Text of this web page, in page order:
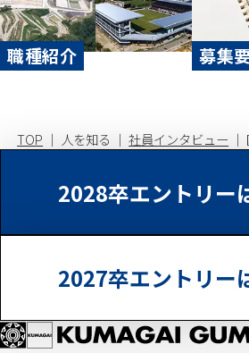
職種紹介 募集
TOP 人を知る 社員インタビュー
2028卒エントリー
2027卒エントリー